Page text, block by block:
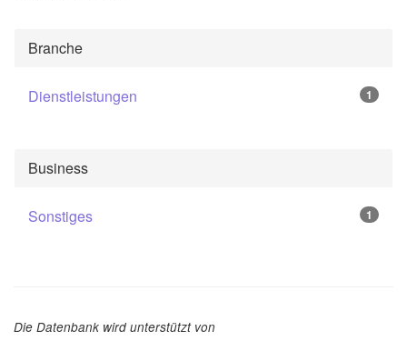
Branche
Dienstleistungen 1
Business
Sonstiges 1
Die Datenbank wird unterstützt von